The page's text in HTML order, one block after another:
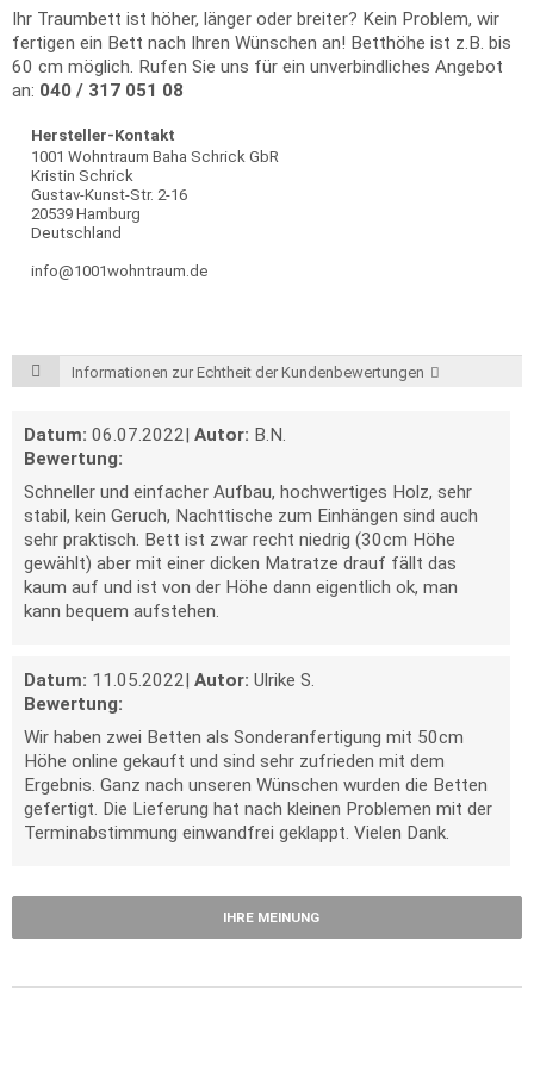
Ihr Traumbett ist höher, länger oder breiter? Kein Problem, wir
fertigen ein Bett nach Ihren Wünschen an! Betthöhe ist z.B. bis
60 cm möglich. Rufen Sie uns für ein unverbindliches Angebot
an: 040 / 317 051 08
Hersteller-Kontakt
1001 Wohntraum Baha Schrick GbR
Kristin Schrick
Gustav-Kunst-Str. 2-16
20539 Hamburg
Deutschland
info@1001wohntraum.de
Informationen zur Echtheit der Kundenbewertungen
Datum: 06.07.2022| Autor: B.N.
Bewertung:
Schneller und einfacher Aufbau, hochwertiges Holz, sehr
stabil, kein Geruch, Nachttische zum Einhängen sind auch
sehr praktisch. Bett ist zwar recht niedrig (30cm Höhe
gewählt) aber mit einer dicken Matratze drauf fällt das
kaum auf und ist von der Höhe dann eigentlich ok, man
kann bequem aufstehen.
Datum: 11.05.2022| Autor: Ulrike S.
Bewertung:
Wir haben zwei Betten als Sonderanfertigung mit 50cm
Höhe online gekauft und sind sehr zufrieden mit dem
Ergebnis. Ganz nach unseren Wünschen wurden die Betten
gefertigt. Die Lieferung hat nach kleinen Problemen mit der
Terminabstimmung einwandfrei geklappt. Vielen Dank.
IHRE MEINUNG